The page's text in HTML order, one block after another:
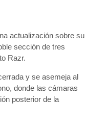
actualización sobre su
sección de tres
Razr.
y se asemeja al
donde las cámaras
posterior de la